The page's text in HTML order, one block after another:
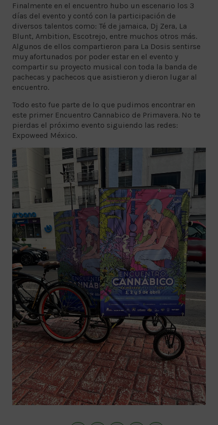
Finalmente en el encuentro hubo un escenario los 3
días del evento y contó con la participación de
diversos talentos como: Té de jamaica, Dj Zera, La
Blunt, Ambition, Escotrejo, entre muchos otros más.
Algunos de ellos compartieron para La Dosis sentirse
muy afortunados por poder estar en el evento y
compartir su proyecto musical con toda la banda de
pachecas y pachecos que asistieron y dieron lugar al
encuentro.
Todo esto fue parte de lo que pudimos encontrar en
este primer Encuentro Cannabico de Primavera. No te
pierdas el próximo evento siguiendo las redes:
Expoweed México.